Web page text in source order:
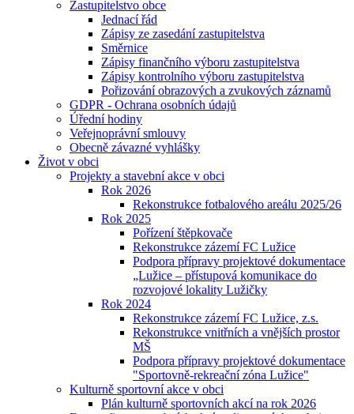
Zastupitelstvo obce
Jednací řád
Zápisy ze zasedání zastupitelstva
Směrnice
Zápisy finančního výboru zastupitelstva
Zápisy kontrolního výboru zastupitelstva
Pořizování obrazových a zvukových záznamů
GDPR - Ochrana osobních údajů
Úřední hodiny
Veřejnoprávní smlouvy
Obecně závazné vyhlášky
Život v obci
Projekty a stavební akce v obci
Rok 2026
Rekonstrukce fotbalového areálu 2025/26
Rok 2025
Pořízení štěpkovače
Rekonstrukce zázemí FC Lužice
Podpora přípravy projektové dokumentace
„Lužice – přístupová komunikace do
rozvojové lokality Lužičky
Rok 2024
Rekonstrukce zázemí FC Lužice, z.s.
Rekonstrukce vnitřních a vnějších prostor
MŠ
Podpora přípravy projektové dokumentace
"Sportovně-rekreační zóna Lužice"
Kulturně sportovní akce v obci
Plán kulturně sportovních akcí na rok 2026